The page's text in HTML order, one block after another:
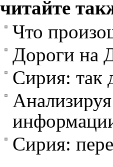
читайте
Что
Дороги на
Сирия: так
Сирия: